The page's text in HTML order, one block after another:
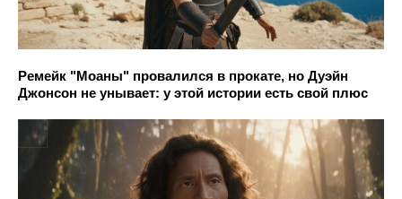
Ремейк "Моаны" провалился в прокате, но Дуэйн
Джонсон не унывает: у этой истории есть свой плюс